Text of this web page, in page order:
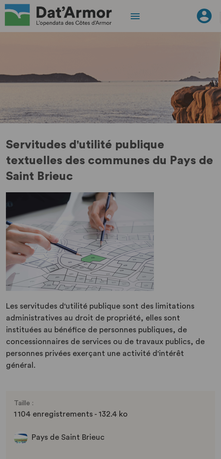
Servitudes d'utilité publique
textuelles des communes du Pays de
Saint Brieuc
Les servitudes d'utilité publique sont des limitations
administratives au droit de propriété, elles sont
instituées au bénéfice de personnes publiques, de
concessionnaires de services ou de travaux publics, de
personnes privées exerçant une activité d'intérêt
général.
Taille :
1 104 enregistrements - 132.4 ko
Pays de Saint Brieuc